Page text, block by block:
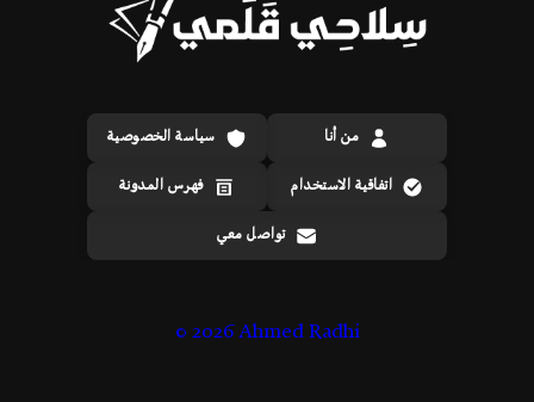
من أنا سياسة الخصوصية
اتفاقية الاستخدام فهرس المدونة
تواصل معي
©2026 Ahmed Radhi